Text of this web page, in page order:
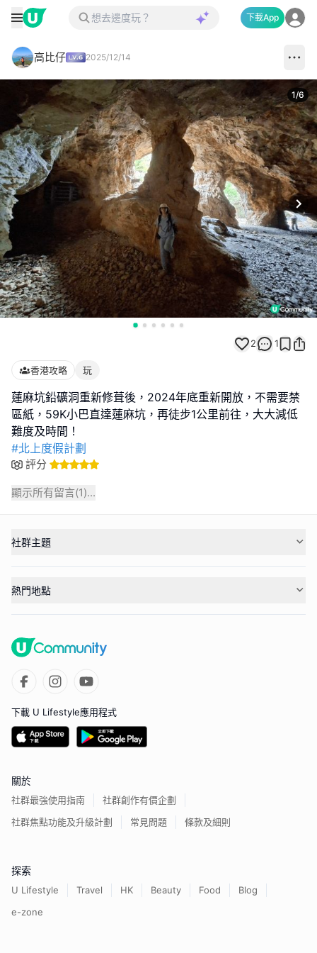
下載App
高比仔 2025/12/14
1/6
2 1
香港攻略 玩
蓮麻坑鉛礦洞重新修葺後，2024年底重新開放，不需要禁
區紙，59K小巴直達蓮麻坑，再徒步1公里前往，大大減低
#北上度假計劃
評分
顯示所有留言(1)...
社群主題
熱門地點
下載 U Lifestyle應用程式
關於
社群最強使用指南
社群創作有價企劃
社群焦點功能及升級計劃
常見問題 條款及細則
探索
U Lifestyle Travel HK Beauty Food
Blog
e-zone